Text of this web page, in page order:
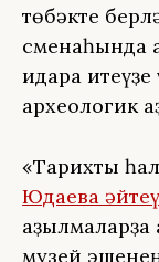
төбәкте
сменаһында
идара итеүҙе
археологик
«Тарихты
Юдаева
музей